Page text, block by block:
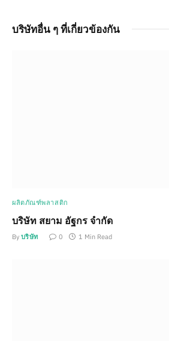
บริษัทอื่น ๆ ที่เกี่ยวข้องกัน
ผลิตภัณฑ์พลาสติก
บริษัท สยาม อัฐกร จำกัด
By บริษัท 0 1 Min Read